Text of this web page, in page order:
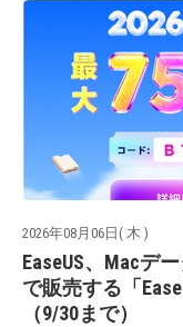
2026年08月06日( 木 )
EaseUS、Macデ
で販売する「
（9/30まで）